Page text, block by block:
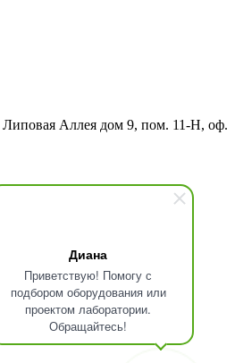
Диана
Приветствую! Помогу с
подбором оборудования или
проектом лаборатории.
Обращайтесь!
Липовая Аллея дом 9, пом. 11-Н, оф.
права защищены.